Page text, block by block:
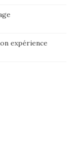
expérience